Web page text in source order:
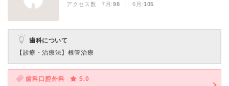
アクセス数 7月:98 | 6月:105
歯科について
【診療・治療法】 根管治療
歯科口腔外科
5.0